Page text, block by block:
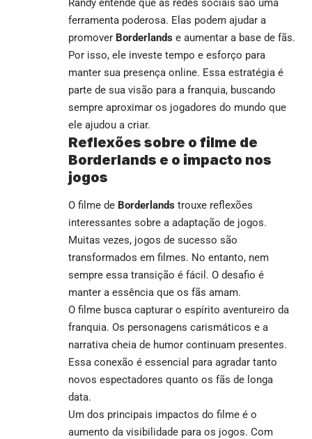
Randy entende que as redes sociais são uma
ferramenta poderosa. Elas podem ajudar a
promover Borderlands e aumentar a base de fãs.
Por isso, ele investe tempo e esforço para
manter sua presença online. Essa estratégia é
parte de sua visão para a franquia, buscando
sempre aproximar os jogadores do mundo que
ele ajudou a criar.
Reflexões sobre o filme de
Borderlands e o impacto nos
jogos
O filme de Borderlands trouxe reflexões
interessantes sobre a adaptação de jogos.
Muitas vezes, jogos de sucesso são
transformados em filmes. No entanto, nem
sempre essa transição é fácil. O desafio é
manter a essência que os fãs amam.
O filme busca capturar o espírito aventureiro da
franquia. Os personagens carismáticos e a
narrativa cheia de humor continuam presentes.
Essa conexão é essencial para agradar tanto
novos espectadores quanto os fãs de longa
data.
Um dos principais impactos do filme é o
aumento da visibilidade para os jogos. Com